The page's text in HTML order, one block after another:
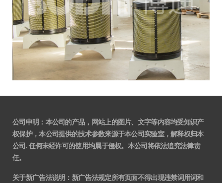
公司申明：本公司的产品，网站上的图片、文字等内容均受知识产
权保护，本公司提供的技术参数来源于本公司实验室，解释权归本
公司. 任何未经许可的使用均属于侵权。本公司将依法追究法律责
任。
关于新广告法说明 ： 新广告法规定所有页面不得出现违禁词用词和